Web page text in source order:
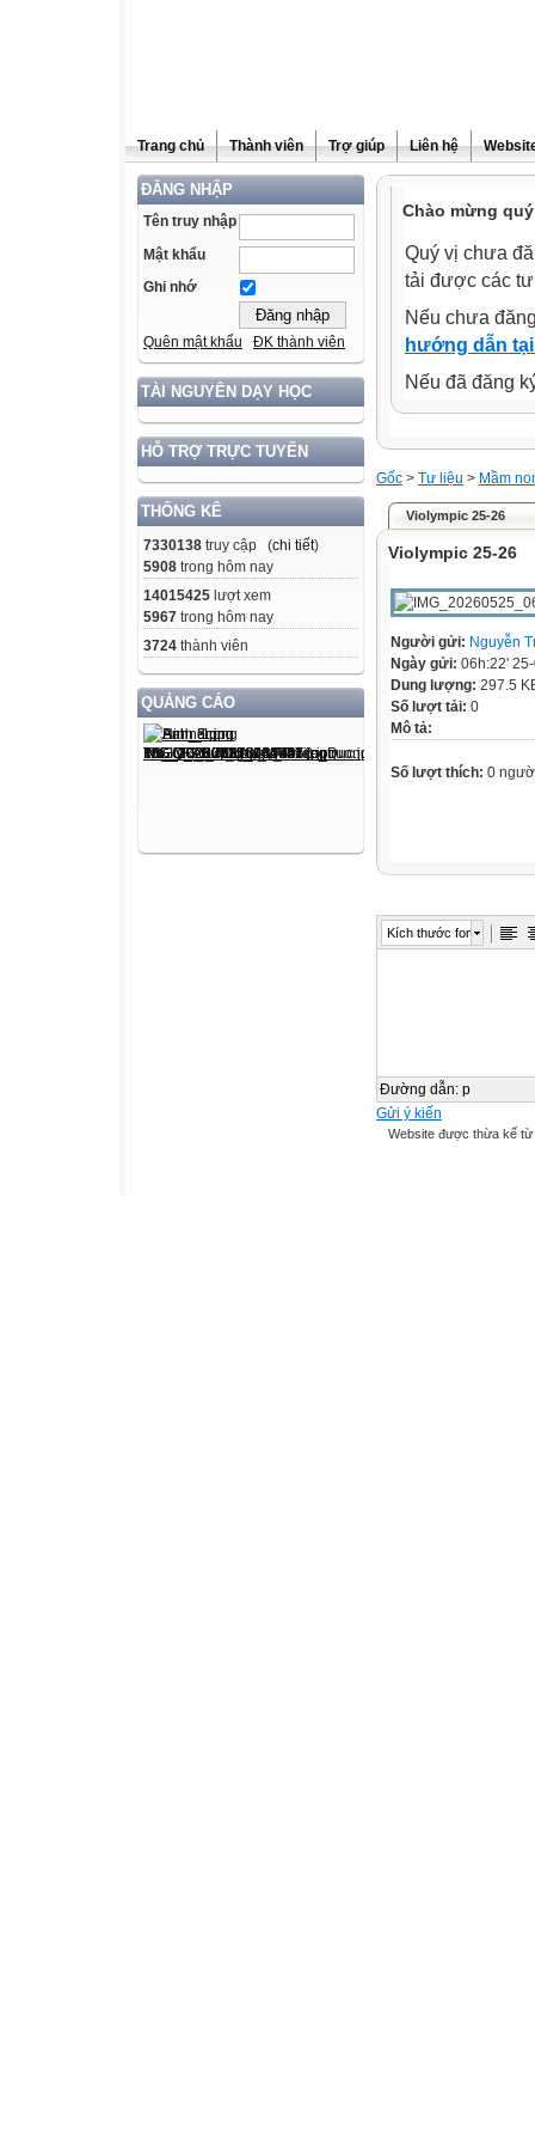
Trang chủ Thành viên Trợ giúp Liên hệ
ĐĂNG NHẬP
Tên truy nhập
Mật khẩu
Ghi nhớ
Quên mật khẩu ĐK thành viên
TÀI NGUYÊN DẠY HỌC
HỖ TRỢ TRỰC TUYẾN
THỐNG KÊ
7330138 truy cập (chi tiết)
5908 trong hôm nay
14015425 lượt xem
5967 trong hôm nay
3724 thành viên
QUẢNG CÁO
Chào mừng
Quý vị chưa
tải được các
Nếu chưa
hướng dẫn
Nếu đã đăng
Gốc > Tư liệu > Mầm
Violympic 25-26
Violympic 25-26
Người gửi: Nguyễn
Ngày gửi: 06h:22'
Dung lượng: 297.5
Số lượt tải: 0
Mô tả:
Số lượt thích: 0
Kích thước font
Đường dẫn: p
Gửi ý kiến
Website được thừa kế từ